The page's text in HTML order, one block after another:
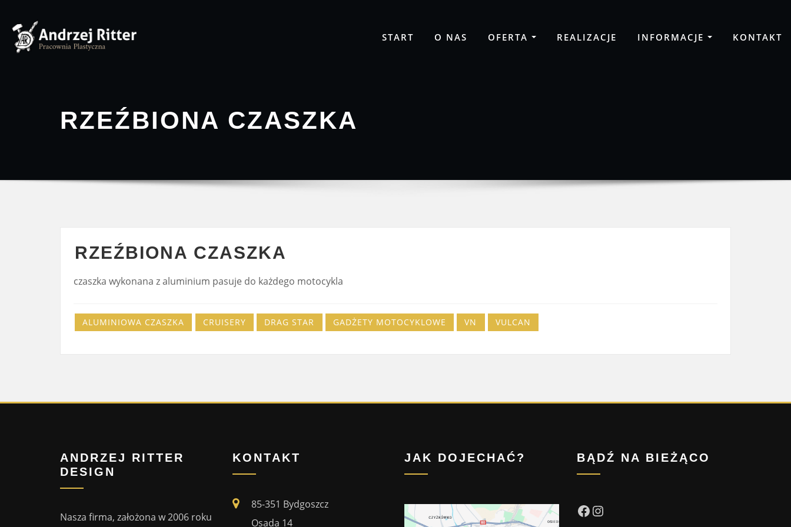
content
START O NAS OFERTA REALIZACJE INFORMACJE KONTAKT
RZEŹBIONA CZASZKA
RZEŹBIONA CZASZKA
czaszka wykonana z aluminium pasuje do każdego motocykla
ALUMINIOWA CZASZKA CRUISERY DRAG STAR GADŻETY MOTOCYKLOWE VN VULCAN
ANDRZEJ RITTER
DESIGN
Nasza firma, założona w 2006 roku
KONTAKT
85-351 Bydgoszcz
Osada 14
JAK DOJECHAĆ? BĄDŹ NA BIEŻĄCO
Facebook
Instagram